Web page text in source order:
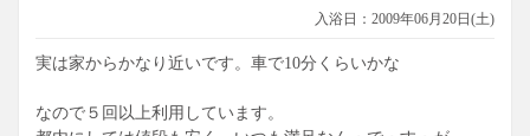
入浴日：2009年06月20日(土)
実は家からかなり近いです。車で10分くらいかな
なので５回以上利用しています。